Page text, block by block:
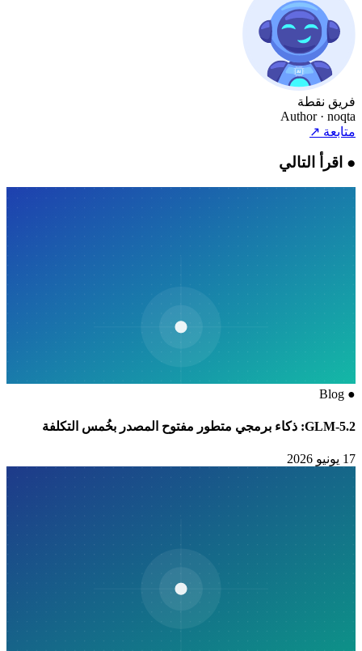
فريق نقطة
Author · noqta
متابعة↗
●اقرأ التالي
●
Blog
GLM-5.2: ذكاء برمجي متطور مفتوح المصدر بخُمس التكلفة
17 يونيو 2026